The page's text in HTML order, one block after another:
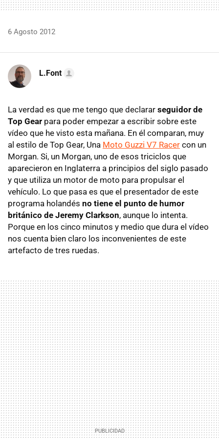
6 Agosto 2012
L.Font
La verdad es que me tengo que declarar seguidor de
Top Gear para poder empezar a escribir sobre este
vídeo que he visto esta mañana. En él comparan, muy
al estilo de Top Gear, Una Moto Guzzi V7 Racer con un
Morgan. Si, un Morgan, uno de esos triciclos que
aparecieron en Inglaterra a principios del siglo pasado
y que utiliza un motor de moto para propulsar el
vehículo. Lo que pasa es que el presentador de este
programa holandés no tiene el punto de humor
británico de Jeremy Clarkson, aunque lo intenta.
Porque en los cinco minutos y medio que dura el vídeo
nos cuenta bien claro los inconvenientes de este
artefacto de tres ruedas.